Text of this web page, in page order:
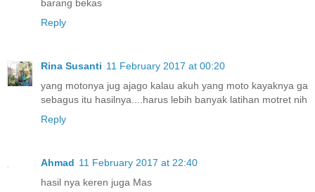
barang bekas
Reply
Rina Susanti 11 February 2017 at 00:20
yang motonya jug ajago kalau akuh yang moto kayaknya ga
sebagus itu hasilnya....harus lebih banyak latihan motret nih
Reply
Ahmad 11 February 2017 at 22:40
hasil nya keren juga Mas